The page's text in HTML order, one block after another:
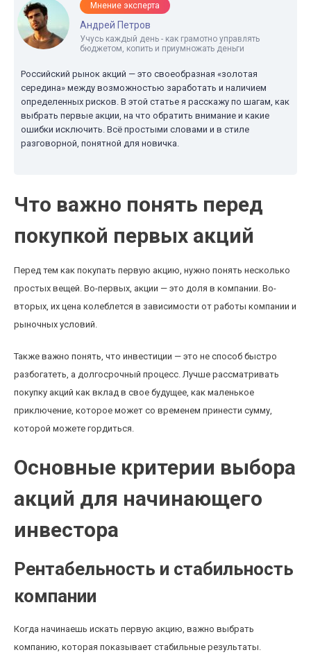
Мнение эксперта
Андрей Петров
Учусь каждый день - как грамотно управлять
бюджетом, копить и приумножать деньги
Российский рынок акций — это своеобразная «золотая
середина» между возможностью заработать и наличием
определенных рисков. В этой статье я расскажу по шагам, как
выбрать первые акции, на что обратить внимание и какие
ошибки исключить. Всё простыми словами и в стиле
разговорной, понятной для новичка.
Что важно понять перед
покупкой первых акций
Перед тем как покупать первую акцию, нужно понять несколько
простых вещей. Во-первых, акции — это доля в компании. Во-
вторых, их цена колеблется в зависимости от работы компании и
рыночных условий.
Также важно понять, что инвестиции — это не способ быстро
разбогатеть, а долгосрочный процесс. Лучше рассматривать
покупку акций как вклад в свое будущее, как маленькое
приключение, которое может со временем принести сумму,
которой можете гордиться.
Основные критерии выбора
акций для начинающего
инвестора
Рентабельность и стабильность
компании
Когда начинаешь искать первую акцию, важно выбрать
компанию, которая показывает стабильные результаты.